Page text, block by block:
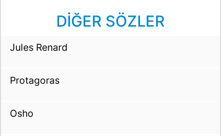
DİĞER SÖZLER
Jules Renard
Protagoras
Osho